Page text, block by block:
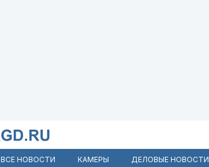
ВСЕ НОВОСТИ КАМЕРЫ ДЕЛОВЫЕ НОВОСТИ